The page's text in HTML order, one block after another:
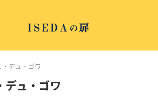
デュ・ゴワ
デュ・ゴワ